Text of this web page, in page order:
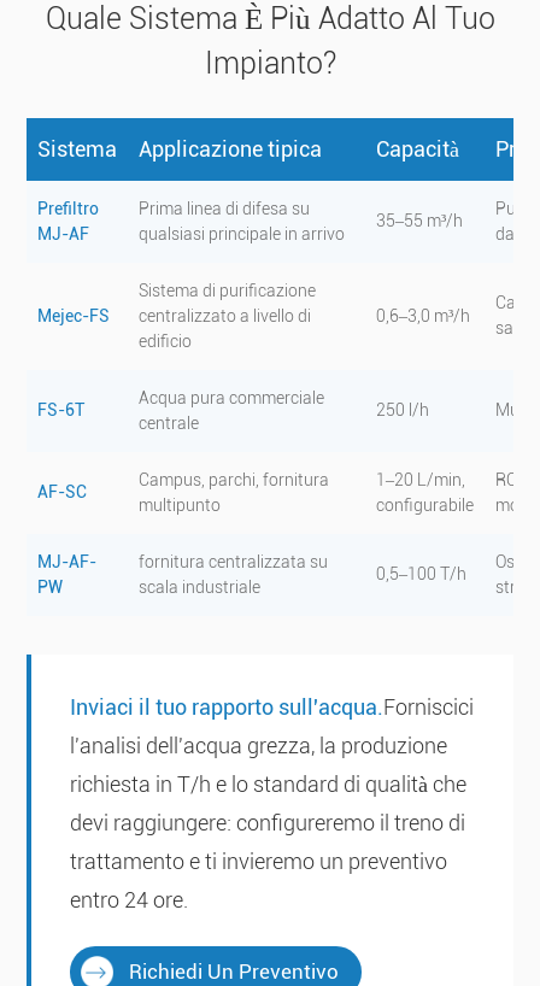
Quale Sistema È Più Adatto Al Tuo
Impianto?
Sistema Applicazione tipica Capacità
Prefiltro
MJ-AF
Prima linea di difesa su
qualsiasi principale in arrivo
35–55 m³/h
da
Mejec-FS
Sistema di purificazione
centralizzato a livello di
edificio
0,6–3,0 m³/h
FS-6T
Acqua pura commerciale
centrale
250 l/h
AF-SC
Campus, parchi, fornitura
multipunto
1–20 L/min,
configurabile
RO,
MJ-AF-
PW
fornitura centralizzata su
scala industriale
0,5–100 T/h
Inviaci il tuo rapporto sull'acqua.Forniscici
l'analisi dell'acqua grezza, la produzione
richiesta in T/h e lo standard di qualità che
devi raggiungere: configureremo il treno di
trattamento e ti invieremo un preventivo
entro 24 ore.
Richiedi Un Preventivo